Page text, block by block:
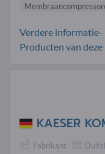
Verdere informatie-
Producten van
KAESER
Fabrikant